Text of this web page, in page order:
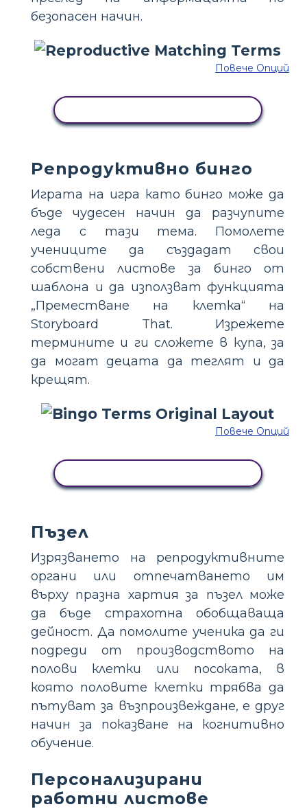
безопасен начин.
Повече Опций
Репродуктивно бинго
Играта на игра като бинго може да
бъде чудесен начин да разчупите
леда с тази тема. Помолете
учениците да създадат свои
собствени листове за бинго от
шаблона и да използват функцията
„Преместване на клетка“ на
Storyboard That. Изрежете
термините и ги сложете в купа, за
да могат децата да теглят и да
крещят.
Повече Опций
Пъзел
Изрязването на репродуктивните
органи или отпечатването им
върху празна хартия за пъзел може
да бъде страхотна обобщаваща
дейност. Да помолите ученика да ги
подреди от производството на
полови клетки или посоката, в
която половите клетки трябва да
пътуват за възпроизвеждане, е друг
начин за показване на когнитивно
обучение.
Персонализирани
работни листове